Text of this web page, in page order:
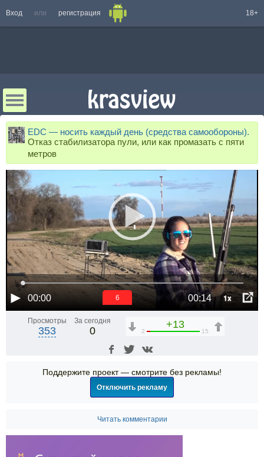
Вход или регистрация 18+
EDC — носить каждый день (средства самообороны).
Отказ стабилизатора пули, или как промазать с пяти
метров
00:00 00:14 1x
6
Просмотры
353
За сегодня
0
+13
2 15
Поддержите проект — смотрите без рекламы!
Отключить рекламу
Читать комментарии